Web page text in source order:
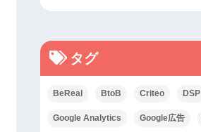
タグ
BeReal BtoB Criteo DSP
Google Analytics Google広告